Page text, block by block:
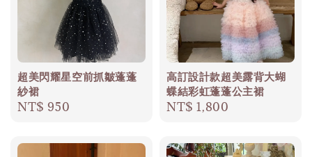
超美閃耀星空前抓皺蓬蓬
紗裙
Regular
NT$ 950
高訂設計款超美露背大蝴
蝶結彩虹蓬蓬公主裙
Regular
NT$ 1,800